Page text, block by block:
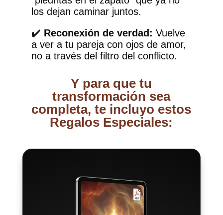
los dejan caminar juntos.
✔️ Reconexión de verdad: Vuelve
a ver a tu pareja con ojos de amor,
no a través del filtro del conflicto.
Y para que tu
transformación sea
completa, te incluyo estos
Regalos Especiales: